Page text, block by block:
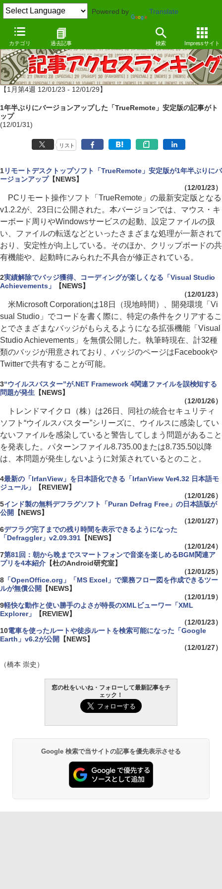
Powered by Translate
カテゴリ 過去記事 検索 Impressサイト
【1月第4週 12/01/23 - 12/01/29】
1年半ぶりにバージョンアップした「TrueRemote」安定版の記事がト
ップ
(12/01/31)
リスト
1リモートデスクトップソフト「TrueRemote」安定版が1年半ぶりにバ
ージョンアップ【NEWS】
（12/01/23）
PCリモート操作ソフト「TrueRemote」の最新安定版となる
v1.2.2が、23日に公開された。本バージョンでは、マウス・キ
ーボード周りやWindowsサービスの起動、設定ファイルの扱
い、ファイルの転送などといったさまざまな処理が一新されて
おり、安定性が向上している。そのほか、クリップボードの共
有機能や、起動時にみられた不具合が修正されている。
2実績解除でバッジ獲得、コーディングが楽しくなる「Visual Studio
Achievements」
【NEWS】
（12/01/23）
米Microsoft Corporationは18日（現地時間）、開発環境「Vi
sual Studio」でコードを書く際に、特定の条件をクリアするこ
とでさまざまなバッジがもらえるようになる拡張機能「Visual
Studio Achievements」を無償公開した。執筆時現在、計32種
類のバッジが用意されており、バッジのページはFacebookや
Twitterで共有することが可能。
3“ウイルスバスター”が.NET Framework 4関連ファイルを誤検知する
問題が発生 【NEWS】
（12/01/26）
トレンドマイクロ（株）は26日、同社の統合セキュリティ
ソフト“ウイルスバスター”シリーズに、ウイルスに感染してい
ないファイルを感染していると警告してしまう問題があること
を発表した。パターンファイル8.735.00または8.735.50以降
は、本問題が発生しないように対策されているとのこと。
4最新の「IrfanView」を日本語化できる「IrfanView Ver4.32 日本語モ
ジュール」
【REVIEW】
（12/01/26）
5インド製の無料デフラグソフト「Puran Defrag Free」の日本語版が
公開
【NEWS】
（12/01/27）
6デフラグ完了までの残り時間を表示できるようになった
「Defraggler」v2.09.391【NEWS】
（12/01/24）
7第81回：朝から晩までスマートフォンで音楽を楽しめるBGM関連ア
プリを4本紹介【杜のAndroid研究室】
（12/01/25）
8 「OpenOffice.org」「MS Excel」で業務フロー図を作成できるツー
ルが無償公開
【NEWS】
（12/01/19）
9軽快な動作と使い勝手のよさが特長のXMLビューワー「XML
Explorer」
【REVIEW】
（12/01/23）
10電車を使ったルートや徒歩ルートを検索可能になった「Google
Earth」v6.2が公開
【NEWS】
（12/01/27）
（橋本 崇史）
窓の杜をいいね・フォローして最新記事をチ
ェック！
Google 検索で当サイトの記事を優先表示させる